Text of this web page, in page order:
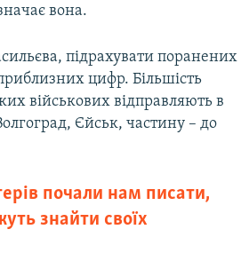
вона.
підрахувати поранених
цифр. Більшість
військових відправляють в
Єйськ, частину – до
почали нам писати,
знайти своїх